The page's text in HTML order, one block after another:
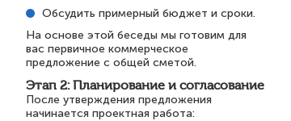
Обсудить примерный бюджет и сроки.
На основе этой беседы мы готовим для
вас первичное коммерческое
предложение с общей сметой.
Этап 2: Планирование и согласование
После утверждения предложения
начинается проектная работа: